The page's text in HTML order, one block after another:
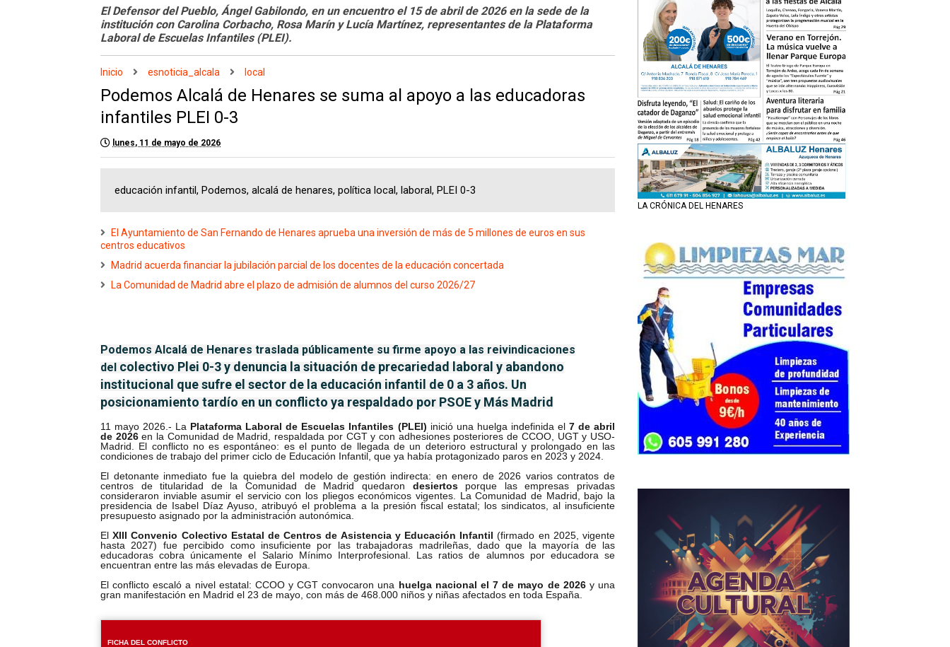
El Defensor del Pueblo, Ángel Gabilondo, en un encuentro el 15 de abril de 2026 en la sede de la
institución con Carolina Corbacho, Rosa Marín y Lucía Martínez, representantes de la Plataforma
Laboral de Escuelas Infantiles (PLEI).
Inicio esnoticia_alcala local
Podemos Alcalá de Henares se suma al apoyo a las educadoras
infantiles PLEI 0-3
lunes, 11 de mayo de 2026
educación infantil, Podemos, alcalá de henares, política local, laboral, PLEI 0-3
El Ayuntamiento de San Fernando de Henares aprueba una inversión de más de 5 millones de euros en sus
centros educativos
Madrid acuerda financiar la jubilación parcial de los docentes de la educación concertada
La Comunidad de Madrid abre el plazo de admisión de alumnos del curso 2026/27
Podemos Alcalá de Henares traslada públicamente su firme apoyo a las reivindicaciones
del colectivo Plei 0-3 y denuncia la situación de precariedad laboral y abandono
institucional que sufre el sector de la educación infantil de 0 a 3 años. Un
posicionamiento tardío en un conflicto ya respaldado por PSOE y Más Madrid
11 mayo 2026.- La Plataforma Laboral de Escuelas Infantiles (PLEI) inició una huelga indefinida el 7 de abril
de 2026en la Comunidad de Madrid, respaldada por CGT y con adhesiones posteriores de CCOO, UGT y USO-
Madrid. El conflicto no es espontáneo: es el punto de llegada de un deterioro estructural y prolongado en las
condiciones de trabajo del primer ciclo de Educación Infantil, que ya había protagonizado paros en 2023 y 2024.
El detonante inmediato fue la quiebra del modelo de gestión indirecta: en enero de 2026 varios contratos de
centros de titularidad de la Comunidad de Madrid quedaron desiertos porque las empresas privadas
consideraron inviable asumir el servicio con los pliegos económicos vigentes. La Comunidad de Madrid, bajo la
presidencia de Isabel Díaz Ayuso, atribuyó el problema a la presión fiscal estatal; los sindicatos, al insuficiente
presupuesto asignado por la administración autonómica.
ElXIII Convenio Colectivo Estatal de Centros de Asistencia y Educación Infantil(firmado en 2025, vigente
hasta 2027) fue percibido como insuficiente por las trabajadoras madrileñas, dado que la mayoría de las
educadoras cobra únicamente el Salario Mínimo Interprofesional. Las ratios de alumnos por educadora se
encuentran entre las más elevadas de Europa.
El conflicto escaló a nivel estatal: CCOO y CGT convocaron una huelga nacional el 7 de mayo de 2026 y una
gran manifestación en Madrid el 23 de mayo, con más de 468.000 niños y niñas afectados en toda España.
FICHA DEL CONFLICTO
LA CRÓNICA DEL HENARES